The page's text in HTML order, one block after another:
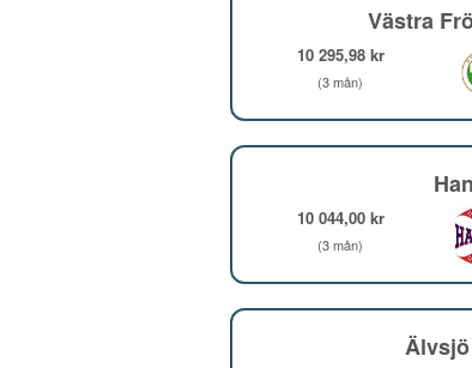
Västra
10 295,98 kr
(3 mån)
10 044,00 kr
(3 mån)